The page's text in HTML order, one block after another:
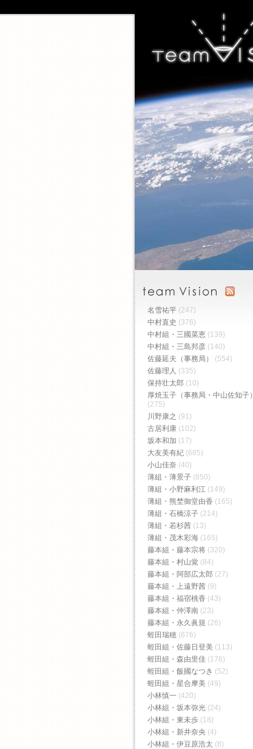
名雪祐平 (247)
中村直史 (376)
中村組・三國菜恵 (139)
中村組・三島邦彦 (140)
佐藤延夫（事務局）
(554)
佐藤理人 (335)
保持壮太郎 (10)
厚焼玉子（事務局・中山佐知子）
(275)
川野康之 (91)
古居利康 (102)
坂本和加 (17)
大友美有紀 (685)
小山佳奈 (40)
薄組・薄景子 (850)
薄組・小野麻利江 (149)
薄組・熊埜御堂由香 (165)
薄組・石橋涼子 (214)
薄組・若杉茜 (13)
薄組・茂木彩海 (165)
藤本組・藤本宗将 (320)
藤本組・村山覚 (84)
藤本組・阿部広太郎 (27)
藤本組・上遠野茜 (9)
藤本組・福宿桃香‬ (43)
藤本組・仲澤南 (23)
藤本組・永久眞規 (26)
蛭田瑞穂 (676)
蛭田組・佐藤日登美 (113)
蛭田組・森由里佳 (176)
蛭田組・飯國なつき (52)
蛭田組・星合摩美 (49)
小林慎一 (420)
小林組・坂本弥光 (24)
小林組・東未歩 (18)
小林組・新井奈央 (4)
小林組・伊豆原浩太 (8)